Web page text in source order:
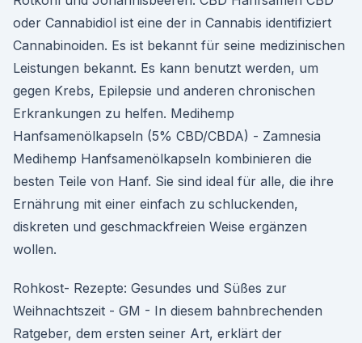
oder Cannabidiol ist eine der in Cannabis identifiziert
Cannabinoiden. Es ist bekannt für seine medizinischen
Leistungen bekannt. Es kann benutzt werden, um
gegen Krebs, Epilepsie und anderen chronischen
Erkrankungen zu helfen. Medihemp
Hanfsamenölkapseln (5% CBD/CBDA) - Zamnesia
Medihemp Hanfsamenölkapseln kombinieren die
besten Teile von Hanf. Sie sind ideal für alle, die ihre
Ernährung mit einer einfach zu schluckenden,
diskreten und geschmackfreien Weise ergänzen
wollen.
Rohkost- Rezepte: Gesundes und Süßes zur
Weihnachtszeit - GM - In diesem bahnbrechenden
Ratgeber, dem ersten seiner Art, erklärt der